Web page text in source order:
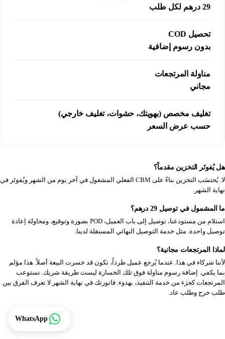
29 درهم لكل طلب
تحصيل COD
بدون رسوم إضافية
مناولة المرتجعات
مجاني
تغليف مخصص (بهويتك، حشوات، تغليف خارجي)
حسب عرض السعر
هل يُفوتَر التخزين مقدماً؟
لا. يُحتسَب التخزين بناءً على CBM الفعلي المشغول في آخر يوم من الشهر ويُفوتَر في
نهاية الشهر.
ما المشمول في توصيل 29 درهم؟
استلام من مستودعنا، توصيل إلى باب العميل، POD بصورة وتوقيع، ومحاولة إعادة
توصيل واحدة. مثل خدمة التوصيل النهائي المستقلة لدينا.
لماذا المرتجعات مجانية؟
لأننا شركاء في هذا. عندما يُرجع عميل طرداً، تكون قد خسرت البيعة أصلاً. هذا مؤلم
بما يكفي. إضافة رسوم مناولة فوق تلك الخسارة ليست طريقة شريك. نستوعب
المرتجعات كجزء من خدمة التنفيذ، بهدوء. فاتورتك في نهاية الشهر لا تعرف الفرق بين
طلب خرج وطلب عاد.
WhatsApp